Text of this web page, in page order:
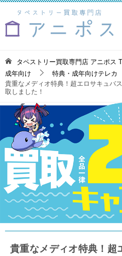
タペストリー買取専門店 アニポス
成年向け
特典・成年向けテレカ
貴重なメディオ特典！超エロサキュバ
取しました！
貴重なメディオ特典！超